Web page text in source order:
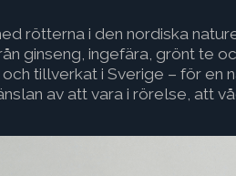
rötterna i den nordiska
ginseng, ingefära, grönt te
tillverkat i Sverige – för en
av att vara i rörelse, att